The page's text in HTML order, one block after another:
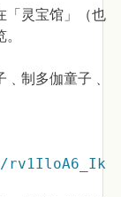
「灵宝馆」（也
制多伽童子﹑
rv1IloA6_Ik